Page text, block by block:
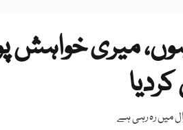
میری خواہش
میں رہ رہی ہے